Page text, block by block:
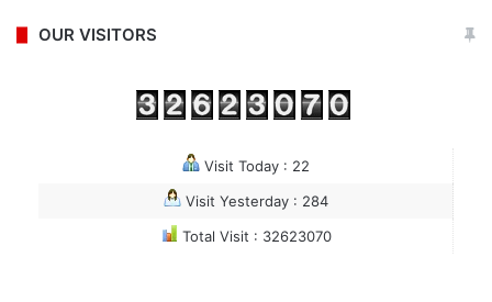
OUR VISITORS
Visit Today : 22
Visit Yesterday : 284
Total Visit : 32623070